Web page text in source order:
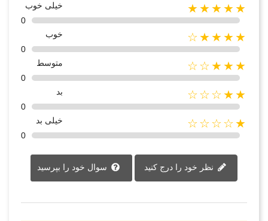
★★★★★
خیلی خوب
0
★★★★☆
خوب
0
★★★☆☆
متوسط
0
★★☆☆☆
بد
0
★☆☆☆☆
خیلی بد
0
سوال خود را بپرسید